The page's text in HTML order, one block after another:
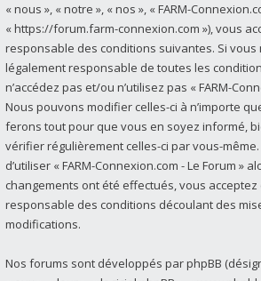
« nous », « notre », « nos », « FARM-
« https://forum.farm-connexion.com »), vous
responsable des conditions suivantes. Si vous
légalement responsable de toutes les
n’accédez pas et/ou n’utilisez pas « FARM-
Nous pouvons modifier celles-ci à n’importe
ferons tout pour que vous en soyez informé,
vérifier régulièrement celles-ci par vous-
d’utiliser « FARM-Connexion.com - Le Forum »
changements ont été effectués, vous acceptez
responsable des conditions découlant des
modifications.
Nos forums sont développés par phpBB